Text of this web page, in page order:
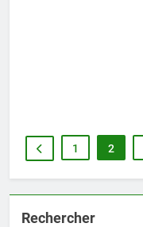
1 2
Rechercher